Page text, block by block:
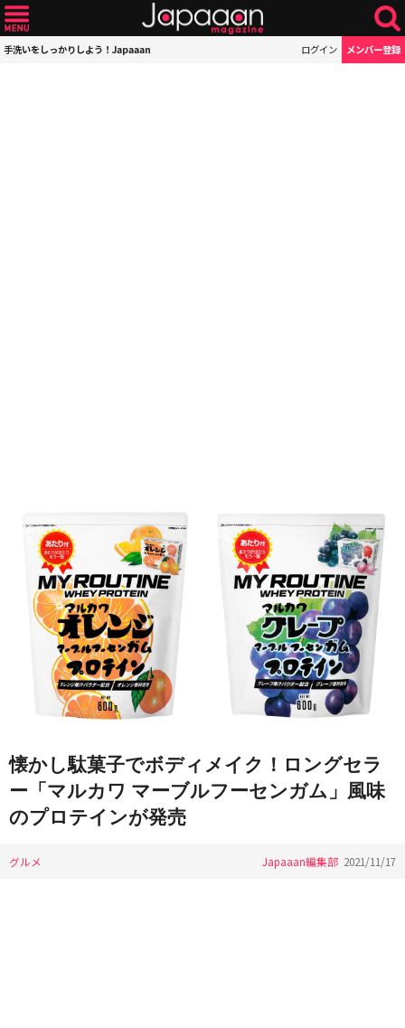
手洗いをしっかりしよう！Japaaan ログイン メンバー登録
懐かし駄菓子でボディメイク！ロングセラ
ー「マルカワ マーブルフーセンガム」風味
のプロテインが発売
グルメ Japaaan編集部 2021/11/17